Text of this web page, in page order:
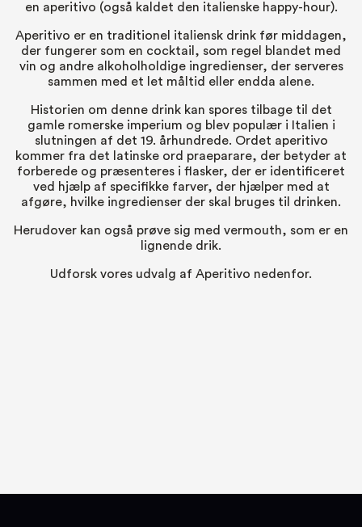
en aperitivo (også kaldet den italienske happy-hour).
Aperitivo er en traditionel italiensk drink før middagen,
der fungerer som en cocktail, som regel blandet med
vin og andre alkoholholdige ingredienser, der serveres
sammen med et let måltid eller endda alene.
Historien om denne drink kan spores tilbage til det
gamle romerske imperium og blev populær i Italien i
slutningen af det 19. århundrede. Ordet aperitivo
kommer fra det latinske ord praeparare, der betyder at
forberede og præsenteres i flasker, der er identificeret
ved hjælp af specifikke farver, der hjælper med at
afgøre, hvilke ingredienser der skal bruges til drinken.
Herudover kan også prøve sig med vermouth, som er en
lignende drik.
Udforsk vores udvalg af Aperitivo nedenfor.